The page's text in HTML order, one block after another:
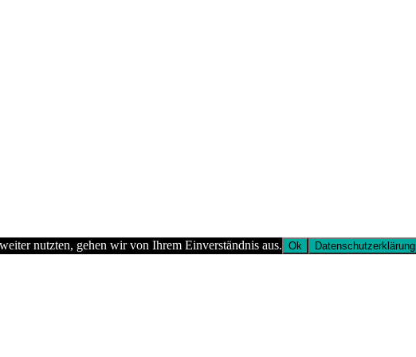
nutzten, gehen wir von Ihrem Einverständnis aus. Ok Datenschutzerklärung